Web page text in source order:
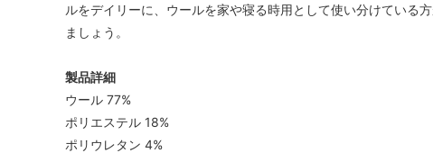
ルをデイリーに、ウールを家や寝る時用として使い分けている
ましょう。
製品詳細
ウール 77%
ポリエステル 18%
ポリウレタン 4%